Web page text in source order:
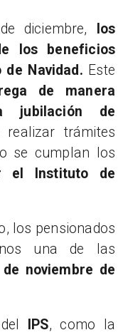
diciembre,
los
los beneficios
Navidad. Este
de manera
jubilación de
trámites
se cumplan los
el Instituto de
los pensionados
una de las
noviembre de
IPS, como la